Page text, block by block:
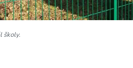
školy.